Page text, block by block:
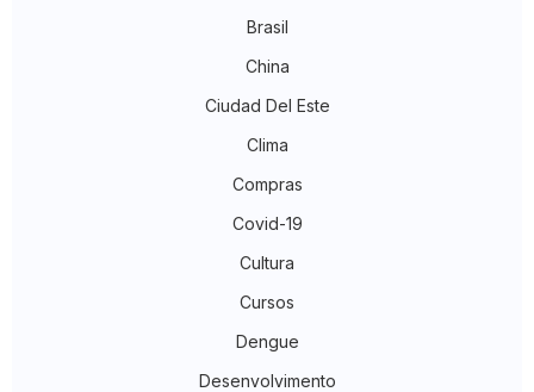
Brasil
China
Ciudad Del Este
Clima
Compras
Covid-19
Cultura
Cursos
Dengue
Desenvolvimento